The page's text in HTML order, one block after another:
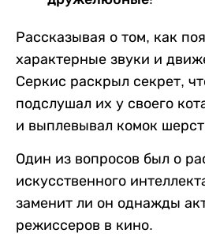
Рассказывая о том, как
характерные звуки и
Серкис раскрыл секрет,
подслушал их у своего
и выплевывал комок
Один из вопросов был о
искусственного
заменит ли он однажды
режиссеров в кино.